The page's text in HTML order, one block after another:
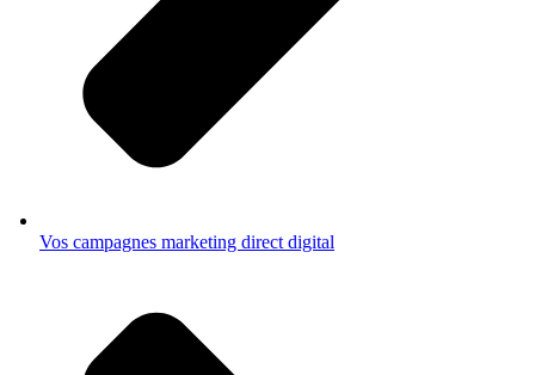
Vos campagnes marketing direct digital